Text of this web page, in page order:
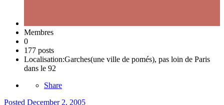
Membres
0
177 posts
Localisation:Garches(une ville de pomés), pas loin de Paris
dans le 92
Share
Posted December 2, 2005